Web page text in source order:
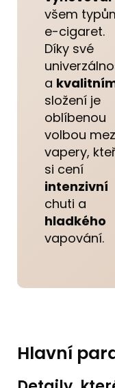
všem
e-cigaret.
Díky své
a
složení je
oblíbenou
volbou
vapery,
si cení
intenzivní
chuti a
hladkého
vapování.
Hlavní